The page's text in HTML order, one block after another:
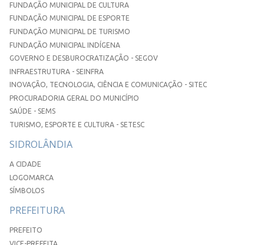
FUNDAÇÃO MUNICIPAL DE CULTURA
FUNDAÇÃO MUNICIPAL DE ESPORTE
FUNDAÇÃO MUNICIPAL DE TURISMO
FUNDAÇÃO MUNICIPAL INDÍGENA
GOVERNO E DESBUROCRATIZAÇÃO - SEGOV
INFRAESTRUTURA - SEINFRA
INOVAÇÃO, TECNOLOGIA, CIÊNCIA E COMUNICAÇÃO - SITEC
PROCURADORIA GERAL DO MUNICÍPIO
SAÚDE - SEMS
TURISMO, ESPORTE E CULTURA - SETESC
SIDROLÂNDIA
A CIDADE
LOGOMARCA
SÍMBOLOS
PREFEITURA
PREFEITO
VICE-PREFEITA